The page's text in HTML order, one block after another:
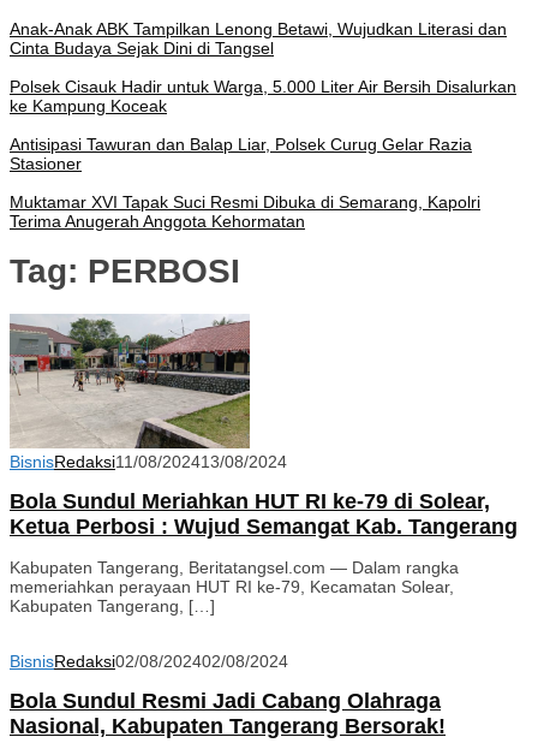
Anak-Anak ABK Tampilkan Lenong Betawi, Wujudkan Literasi dan
Cinta Budaya Sejak Dini di Tangsel
Polsek Cisauk Hadir untuk Warga, 5.000 Liter Air Bersih Disalurkan
ke Kampung Koceak
Antisipasi Tawuran dan Balap Liar, Polsek Curug Gelar Razia
Stasioner
Muktamar XVI Tapak Suci Resmi Dibuka di Semarang, Kapolri
Terima Anugerah Anggota Kehormatan
Tag: PERBOSI
BisnisRedaksi11/08/202413/08/2024
Bola Sundul Meriahkan HUT RI ke-79 di Solear,
Ketua Perbosi : Wujud Semangat Kab. Tangerang
Kabupaten Tangerang, Beritatangsel.com — Dalam rangka
memeriahkan perayaan HUT RI ke-79, Kecamatan Solear,
Kabupaten Tangerang, […]
BisnisRedaksi02/08/202402/08/2024
Bola Sundul Resmi Jadi Cabang Olahraga
Nasional, Kabupaten Tangerang Bersorak!